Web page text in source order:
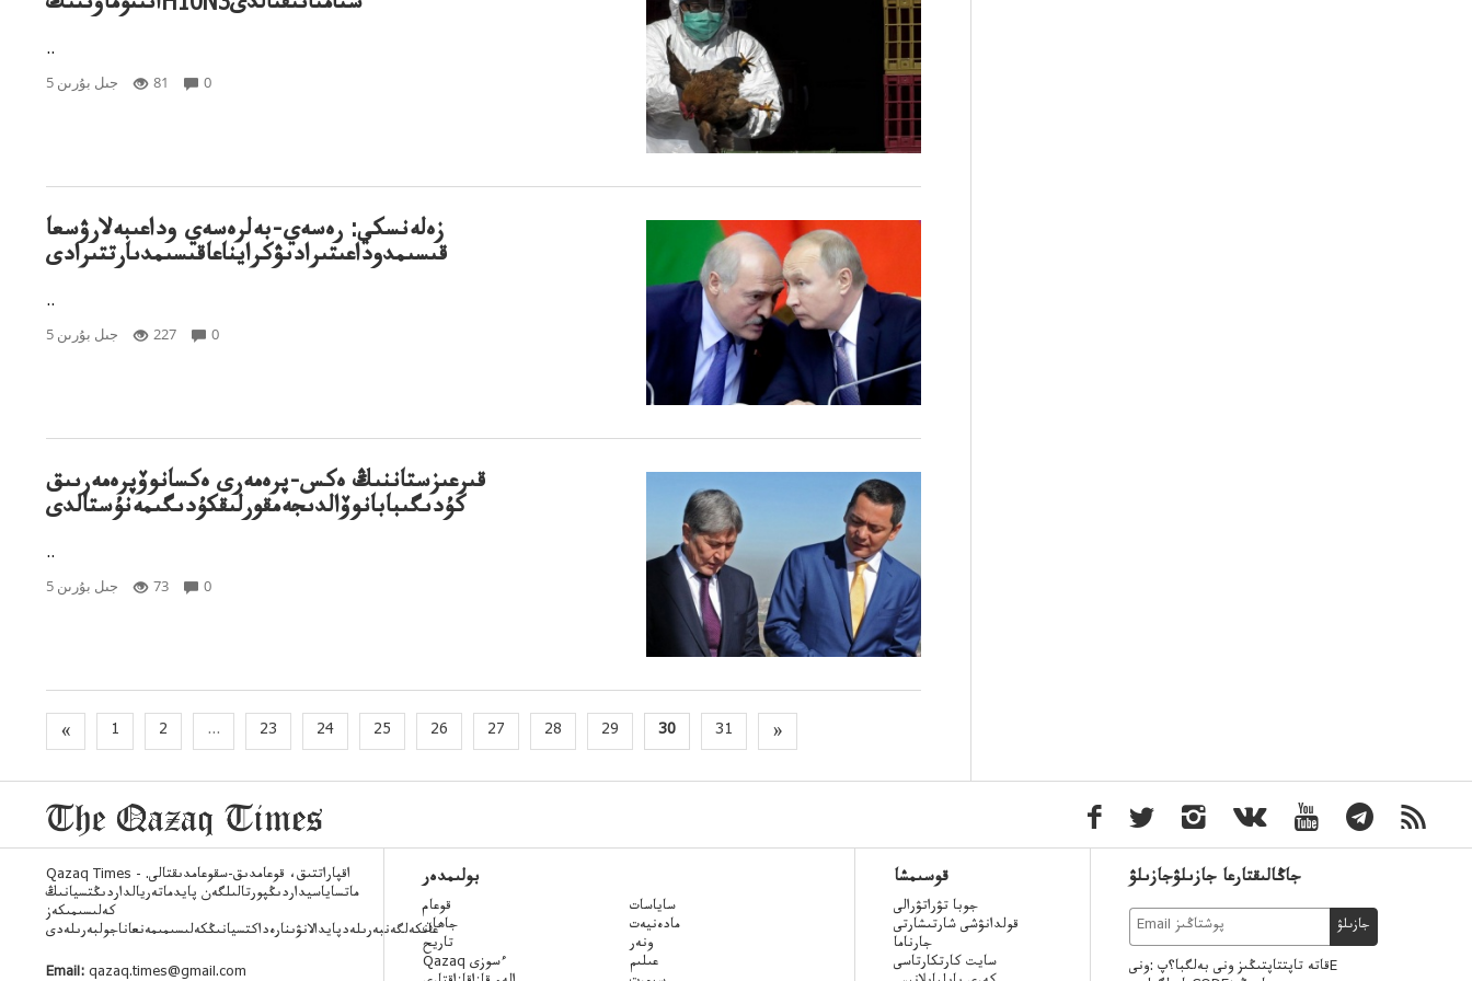
..
5 جىل بۇرىن 81 0
زەلەنسكي: رەسەي-بەلرەسەي وداعىبەلارۋسعا
قىسىمدوداعىتىرادىۋكرايناعاقىسىمدىارتتىرادى
..
5 جىل بۇرىن 227 0
قىرعىزستاننىڭ ەكس-پرەمەرى ەكسانوۆپرەمەرىىق
كۇدىگىبابانوۆالدىجەمقورلىقكۇدىگىمەنۇستالدى
..
5 جىل بۇرىن 73 0
« 1 2 ... 23 24 25 26 27 28 29 30 31 »
Qazaq Times - اقپاراتتىق، قوعامدىق-سقوعامدىقتالى.
ماتساياسيداردىڭپورتالىلگەن پايدماتەريالداردىڭتسيانىڭ
كەلىسىمىكەز
عانكەلگەنبەرىلەدپايدالانۋىنارەداكتسيانىڭكەلىسىمىمەنعاناجولبەرىلەدى
Email: qazaq.times@gmail.com
بولىمدەر
قوعام
جاھان
تاريح
Qazaq ءسوزى
ساياسات
مادەنيەت
ونەر
عىلىم
قوسىمشا
جوبا تۋراتۋرالى
قولدانۋشى شارتىشارتى
جارناما
سايت كارتكارتاسى
جاڭالىقتارعا جازىلۋجازىلۋ
جازىلۋ
قاتە تاپتتاپتىڭىز ونى بەلگبا؟پ :ونىE